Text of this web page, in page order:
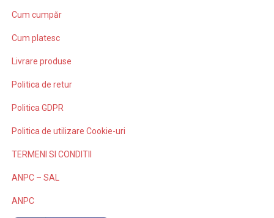
Cum cumpăr
Cum platesc
Livrare produse
Politica de retur
Politica GDPR
Politica de utilizare Cookie-uri
TERMENI SI CONDITII
ANPC – SAL
ANPC